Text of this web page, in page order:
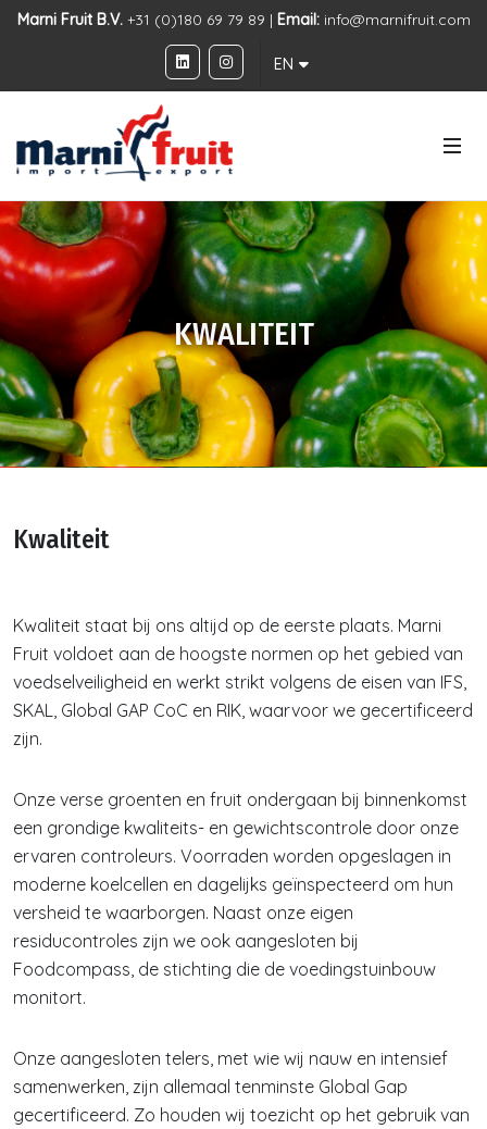
Marni Fruit B.V.+31 (0)180 69 79 89 | Email: info@marnifruit.com
EN
KWALITEIT
Kwaliteit
Kwaliteit staat bij ons altijd op de eerste plaats. Marni
Fruit voldoet aan de hoogste normen op het gebied van
voedselveiligheid en werkt strikt volgens de eisen van IFS,
SKAL, Global GAP CoC en RIK, waarvoor we gecertificeerd
zijn.
Onze verse groenten en fruit ondergaan bij binnenkomst
een grondige kwaliteits- en gewichtscontrole door onze
ervaren controleurs. Voorraden worden opgeslagen in
moderne koelcellen en dagelijks geïnspecteerd om hun
versheid te waarborgen. Naast onze eigen
residucontroles zijn we ook aangesloten bij
Foodcompass, de stichting die de voedingstuinbouw
monitort.
Onze aangesloten telers, met wie wij nauw en intensief
samenwerken, zijn allemaal tenminste Global Gap
gecertificeerd. Zo houden wij toezicht op het gebruik van